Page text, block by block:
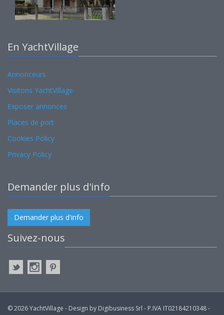
En YachtVillage
Annonceurs
Visitons YachtVillage
Exposer annonces
Places de port
Cookies Policy
Privacy Policy
Demander plus d'info
Demander plus d'info
Suivez-nous
© 2026 YachtVillage - Design by Digibusiness Srl - P.IVA IT02184210348 -